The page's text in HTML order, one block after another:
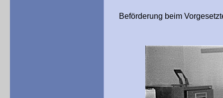
Beförderung beim